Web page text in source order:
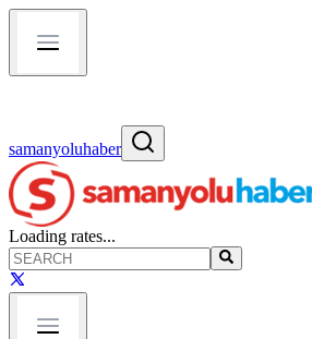
samanyoluhaber
Loading rates...